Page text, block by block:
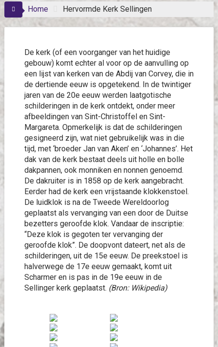
Home Hervormde Kerk Sellingen
De kerk (of een voorganger van het huidige
gebouw) komt echter al voor op de aanvulling op
een lijst van kerken van de Abdij van Corvey, die in
de dertiende eeuw is opgetekend. In de twintiger
jaren van de 20e eeuw werden laatgotische
schilderingen in de kerk ontdekt, onder meer
afbeeldingen van Sint-Christoffel en Sint-
Margareta. Opmerkelijk is dat de schilderingen
gesigneerd zijn, wat niet gebruikelijk was in die
tijd, met ‘broeder Jan van Aken’ en ‘Johannes’. Het
dak van de kerk bestaat deels uit holle en bolle
dakpannen, ook monniken en nonnen genoemd.
De dakruiter is in 1858 op de kerk aangebracht.
Eerder had de kerk een vrijstaande klokkenstoel.
De luidklok is na de Tweede Wereldoorlog
geplaatst als vervanging van een door de Duitse
bezetters geroofde klok. Vandaar de inscriptie:
“Deze klok is gegoten ter vervanging der
geroofde klok”. De doopvont dateert, net als de
schilderingen, uit de 15e eeuw. De preekstoel is
halverwege de 17e eeuw gemaakt, komt uit
Scharmer en is pas in de 19e eeuw in de
Sellinger kerk geplaatst. (Bron: Wikipedia)